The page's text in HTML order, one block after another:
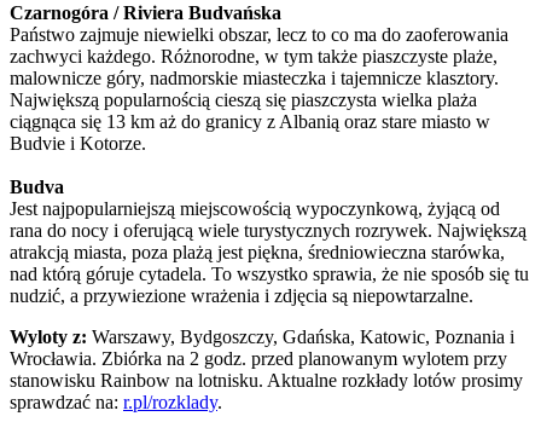
Czarnogóra / Riviera Budvańska
Państwo zajmuje niewielki obszar, lecz to co ma do zaoferowania
zachwyci każdego. Różnorodne, w tym także piaszczyste plaże,
malownicze góry, nadmorskie miasteczka i tajemnicze klasztory.
Największą popularnością cieszą się piaszczysta wielka plaża
ciągnąca się 13 km aż do granicy z Albanią oraz stare miasto w
Budvie i Kotorze.
Budva
Jest najpopularniejszą miejscowością wypoczynkową, żyjącą od
rana do nocy i oferującą wiele turystycznych rozrywek. Największą
atrakcją miasta, poza plażą jest piękna, średniowieczna starówka,
nad którą góruje cytadela. To wszystko sprawia, że nie sposób się tu
nudzić, a przywiezione wrażenia i zdjęcia są niepowtarzalne.
Wyloty z: Warszawy, Bydgoszczy, Gdańska, Katowic, Poznania i
Wrocławia. Zbiórka na 2 godz. przed planowanym wylotem przy
stanowisku Rainbow na lotnisku. Aktualne rozkłady lotów prosimy
sprawdzać na: r.pl/rozklady.